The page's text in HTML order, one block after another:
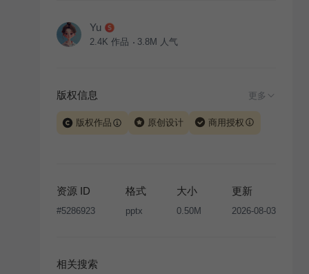
Yu
2.4K 作品 3.8M 人气
版权信息 更多
版权作品 原创设计 商用授权
版权声明
条款，禁止任何形式的转让、出售或出租，未
经投权许可任何人不得擅自转载和分发，否则将接照我
资源 ID
#5286923
格式
pptx
大小
0.50M
更新
2026-08-03
相关搜索